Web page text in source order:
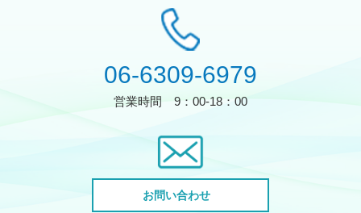
06-6309-6979
営業時間 9：00-18：00
お問い合わせ